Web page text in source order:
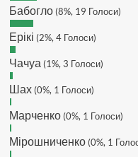
Makiavelli :
Makiavelli :
MaRiO :Трансфери такі шо
провалу 🙁
Hatsyk:Makiavelli, вітаємо
буде ще активніший з
Hatsyk:Та Кузик ще ок, а
Бабогло (8%, 19 Голоси)
Ерікі (2%, 4 Голоси)
Чачуа (1%, 3 Голоси)
Шах (0%, 1 Голоси)
Марченко (0%, 1 Голоси)
Мірошниченко (0%, 1